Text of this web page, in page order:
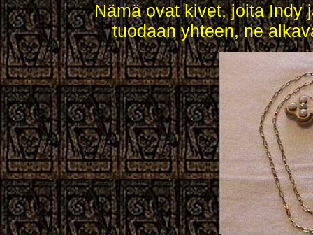
Nämä ovat kivet, joita Indy
tuodaan yhteen, ne